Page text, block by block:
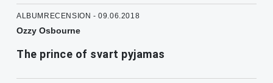
ALBUMRECENSION - 09.06.2018
Ozzy Osbourne
The prince of svart pyjamas